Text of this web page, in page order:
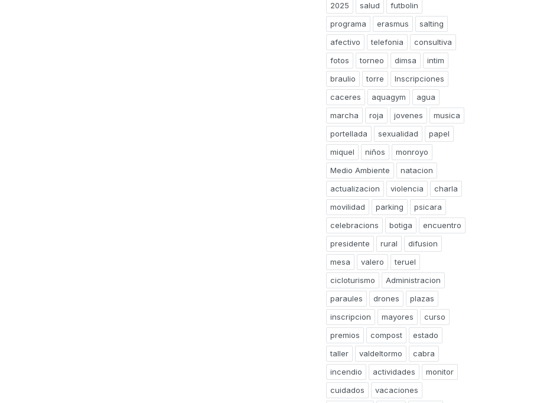
2025
salud
futbolin
programa
erasmus
salting
afectivo
telefonia
consultiva
fotos
torneo dimsa
intim
braulio
torre
Inscripciones
caceres
aquagym
agua
marcha
roja jovenes
musica
portellada
sexualidad
papel
miquel
niños
monroyo
Medio Ambiente
natacion
actualizacion
violencia
charla
movilidad
parking
psicara
celebracions
botiga
encuentro
presidente
rural
difusion
mesa
valero
teruel
cicloturismo
Administracion
paraules
drones
plazas
inscripcion
mayores
curso
premios
compost
estado
taller
valdeltormo
cabra
incendio
actividades
monitor
cuidados
vacaciones